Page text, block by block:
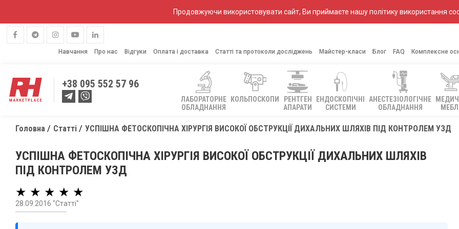
Продовжуючи використовувати сайт, Ви приймаєте нашу політику використання
Навчання Про нас Відгуки Оплата і доставка Статті та протоколи досліджень Майстер-класи Блог FAQ Комплексне
+38 095 552 57 96
ЛАБОРАТОРНЕ
ОБЛАДНАННЯ
КОЛЬПОСКОПИ
РЕНТГЕН
АПАРАТИ
ЕНДОСКОПІЧНІ
СИСТЕМИ
АНЕСТЕЗІОЛОГІЧНЕ
ОБЛАДНАННЯ
МЕБЛІ
Головна Статті УСПІШНА ФЕТОСКОПІЧНА ХІРУРГІЯ ВИСОКОЇ ОБСТРУКЦІЇ ДИХАЛЬНИХ ШЛЯХІВ ПІД КОНТРОЛЕМ УЗД
УСПІШНА ФЕТОСКОПІЧНА ХІРУРГІЯ ВИСОКОЇ ОБСТРУКЦІЇ ДИХАЛЬНИХ ШЛЯХІВ
ПІД КОНТРОЛЕМ УЗД
★ ★ ★ ★ ★
28.09.2016 "Статті"